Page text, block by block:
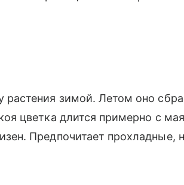
растения зимой. Летом оно
цветка длится примерно с мая
Предпочитает прохладные,